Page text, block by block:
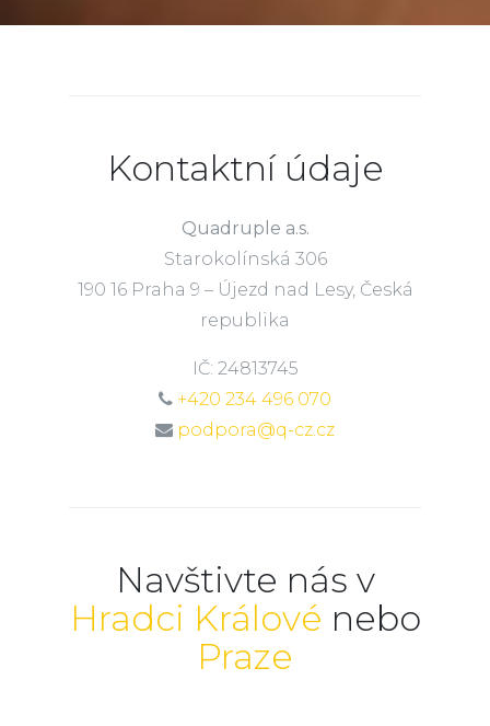
Kontaktní údaje
Quadruple a.s.
Starokolínská 306
190 16 Praha 9 – Újezd nad Lesy, Česká
republika
IČ: 24813745
+420 234 496 070
podpora@q-cz.cz
Navštivte nás v
Hradci Králové nebo
Praze